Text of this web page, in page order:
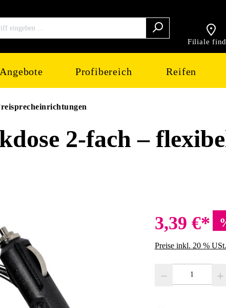
Filiale
Angebote Profibereich Reifen
2-fach –
3,39 €*
Preise inkl. 20 %